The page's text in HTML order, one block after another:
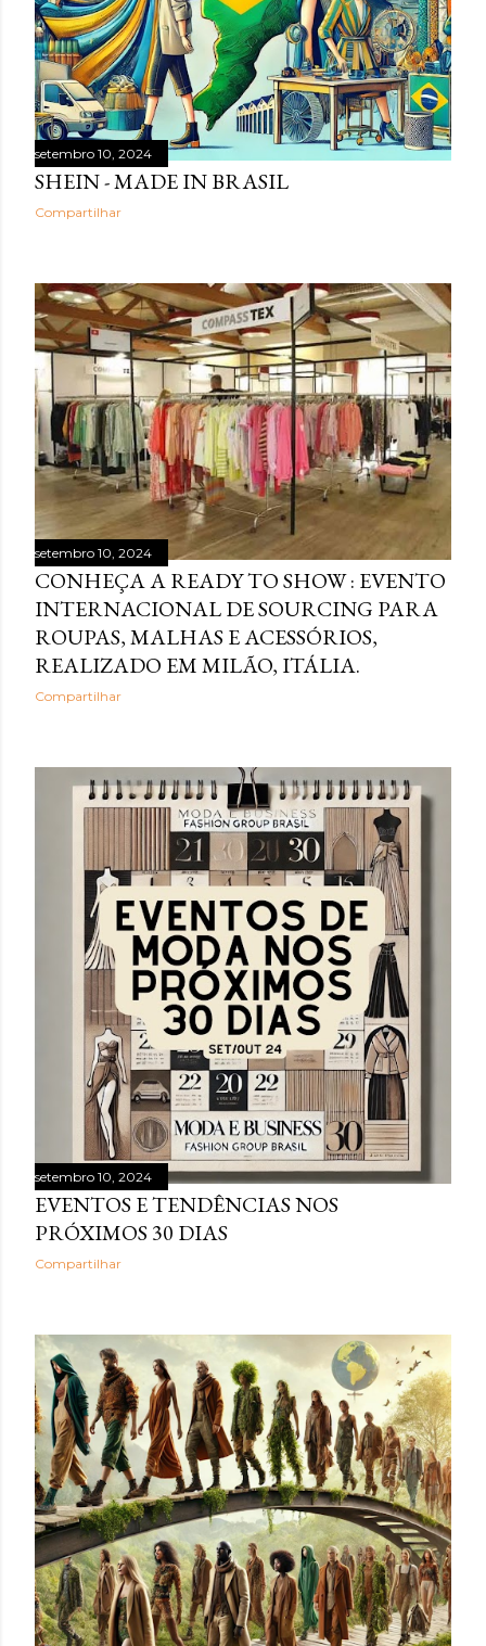
setembro 10, 2024
SHEIN - MADE IN BRASIL
Compartilhar
setembro 10, 2024
CONHEÇA A READY TO SHOW : EVENTO
INTERNACIONAL DE SOURCING PARA
ROUPAS, MALHAS E ACESSÓRIOS,
REALIZADO EM MILÃO, ITÁLIA.
Compartilhar
setembro 10, 2024
EVENTOS E TENDÊNCIAS NOS
PRÓXIMOS 30 DIAS
Compartilhar